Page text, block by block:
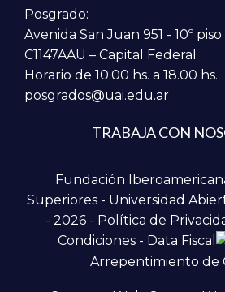
Posgrado:
Avenida San Juan 951 - 10º piso
C1147AAU – Capital Federal
Horario de 10.00 hs. a 18.00 hs.
posgrados@uai.edu.ar
TRABAJA CON
Fundación
Superiores - Universidad
- 2026 - Política de
Condiciones - Data Fiscal
Arrepentimiento de